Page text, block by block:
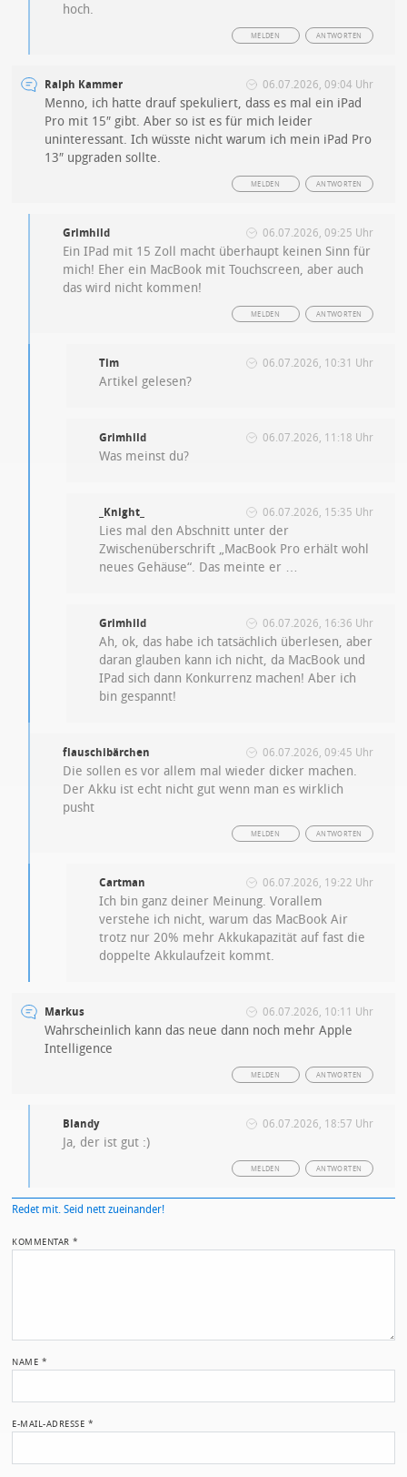
hoch.
ANTWORTEN
MELDEN
Ralph Kammer 06.07.2026, 09:04 Uhr
Menno, ich hatte drauf spekuliert, dass es mal ein iPad
Pro mit 15″ gibt. Aber so ist es für mich leider
uninteressant. Ich wüsste nicht warum ich mein iPad Pro
13″ upgraden sollte.
ANTWORTEN
MELDEN
Grimhild 06.07.2026, 09:25 Uhr
Ein IPad mit 15 Zoll macht überhaupt keinen Sinn für
mich! Eher ein MacBook mit Touchscreen, aber auch
das wird nicht kommen!
ANTWORTEN
MELDEN
Tim 06.07.2026, 10:31 Uhr
Artikel gelesen?
Grimhild 06.07.2026, 11:18 Uhr
Was meinst du?
_Knight_ 06.07.2026, 15:35 Uhr
Lies mal den Abschnitt unter der
Zwischenüberschrift „MacBook Pro erhält wohl
neues Gehäuse“. Das meinte er …
Grimhild 06.07.2026, 16:36 Uhr
Ah, ok, das habe ich tatsächlich überlesen, aber
daran glauben kann ich nicht, da MacBook und
IPad sich dann Konkurrenz machen! Aber ich
bin gespannt!
flauschibärchen 06.07.2026, 09:45 Uhr
Die sollen es vor allem mal wieder dicker machen.
Der Akku ist echt nicht gut wenn man es wirklich
pusht
ANTWORTEN
MELDEN
Cartman 06.07.2026, 19:22 Uhr
Ich bin ganz deiner Meinung. Vorallem
verstehe ich nicht, warum das MacBook Air
trotz nur 20% mehr Akkukapazität auf fast die
doppelte Akkulaufzeit kommt.
Markus 06.07.2026, 10:11 Uhr
Wahrscheinlich kann das neue dann noch mehr Apple
Intelligence
ANTWORTEN
MELDEN
Blandy 06.07.2026, 18:57 Uhr
Ja, der ist gut :)
ANTWORTEN
MELDEN
Redet mit. Seid nett zueinander!
KOMMENTAR*
NAME *
E-MAIL-ADRESSE *